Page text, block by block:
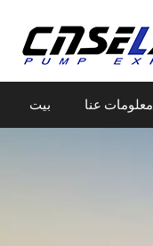
بيت معلومات عنا